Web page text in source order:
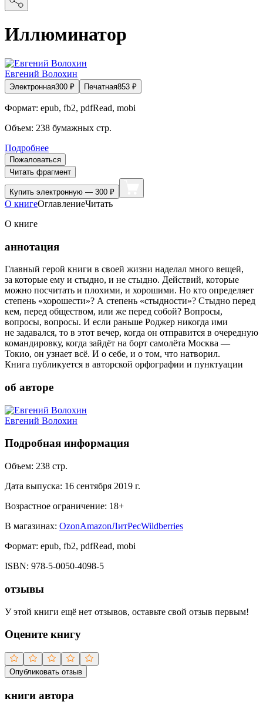
Иллюминатор
Евгений Волохин
Электронная300 ₽ Печатная853 ₽
Формат: epub, fb2, pdfRead, mobi
Объем: 238 бумажных стр.
Подробнее
Пожаловаться
Читать фрагмент
Купить электронную — 300 ₽
О книгеОглавлениеЧитать
О книге
аннотация
Главный герой книги в своей жизни наделал много вещей,
за которые ему и стыдно, и не стыдно. Действий, которые
можно посчитать и плохими, и хорошими. Но кто определяет
степень «хорошести»? А степень «стыдности»? Стыдно перед
кем, перед обществом, или же перед собой? Вопросы,
вопросы, вопросы. И если раньше Роджер никогда ими
не задавался, то в этот вечер, когда он отправится в очередную
командировку, когда зайдёт на борт самолёта Москва —
Токио, он узнает всё. И о себе, и о том, что натворил.
Книга публикуется в авторской орфографии и пунктуации
об авторе
Евгений Волохин
Подробная информация
Объем: 238 стр.
Дата выпуска: 16 сентября 2019 г.
Возрастное ограничение: 18+
В магазинах: OzonAmazonЛитРесWildberries
Формат: epub, fb2, pdfRead, mobi
ISBN: 978-5-0050-4098-5
отзывы
У этой книги ещё нет отзывов, оставьте свой отзыв первым!
Оцените книгу
Опубликовать отзыв
книги автора